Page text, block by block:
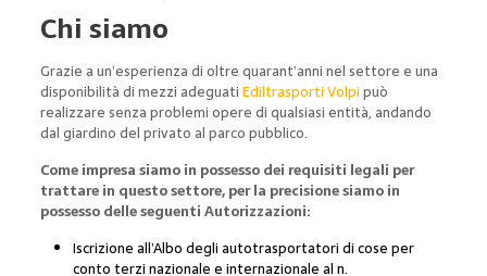
Chi siamo
Grazie a un’esperienza di oltre quarant’anni nel settore e una
disponibilità di mezzi adeguatiEdiltrasporti Volpipuò
realizzare senza problemi opere di qualsiasi entità, andando
dal giardino del privato al parco pubblico.
Come impresa siamo in possesso dei requisiti legali per
trattare in questo settore, per la precisione siamo in
possesso delle seguenti Autorizzazioni:
Iscrizione all’Albo degli autotrasportatori di cose per
conto terzi nazionale e internazionale al n.